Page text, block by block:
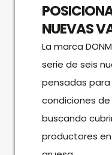
NUEVAS
La marca
serie de seis
pensadas
condiciones
buscando
productores